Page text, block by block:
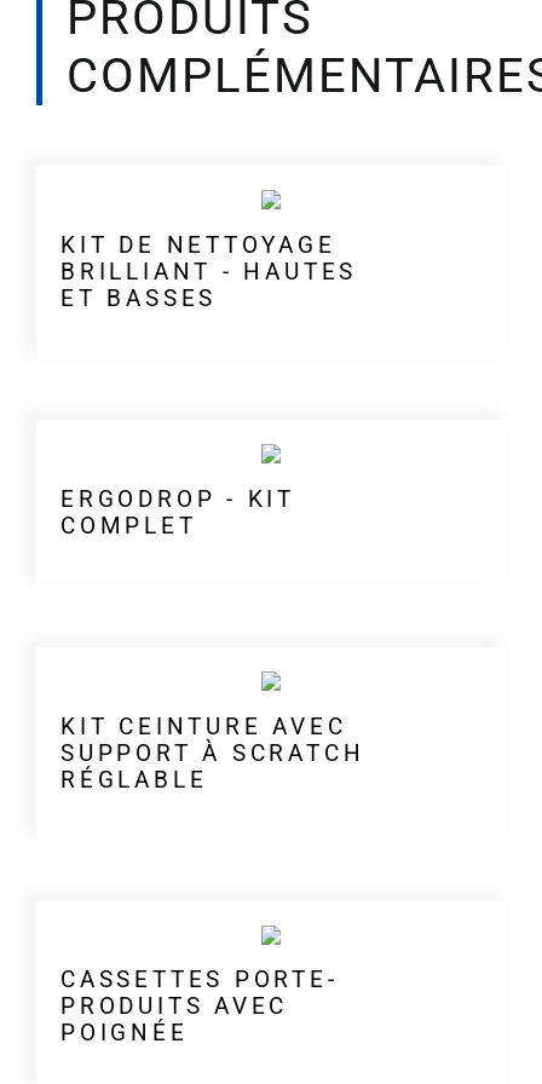
PRODUITS
KIT DE NETTOYAGE
BRILLIANT - HAUTES
ET BASSES
ERGODROP - KIT
COMPLET
KIT CEINTURE AVEC
SUPPORT À SCRATCH
RÉGLABLE
CASSETTES PORTE-
PRODUITS AVEC
POIGNÉE